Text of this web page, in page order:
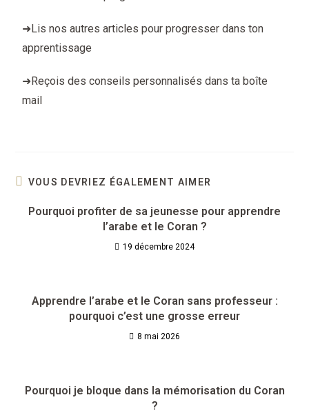
➜Lis nos autres articles pour progresser dans ton
apprentissage
➜Reçois des conseils personnalisés dans ta boîte
mail
VOUS DEVRIEZ ÉGALEMENT AIMER
Pourquoi profiter de sa jeunesse pour apprendre
l’arabe et le Coran ?
19 décembre 2024
Apprendre l’arabe et le Coran sans professeur :
pourquoi c’est une grosse erreur
8 mai 2026
Pourquoi je bloque dans la mémorisation du Coran
?